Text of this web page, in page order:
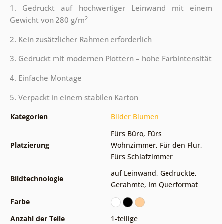
1. Gedruckt auf hochwertiger Leinwand mit einem
Gewicht von 280 g/m2
2. Kein zusätzlicher Rahmen erforderlich
3. Gedruckt mit modernen Plottern – hohe Farbintensität
4. Einfache Montage
5. Verpackt in einem stabilen Karton
Kategorien Bilder Blumen
Platzierung
Fürs Büro, Fürs
Wohnzimmer, Für den Flur,
Fürs Schlafzimmer
Bildtechnologie
auf Leinwand, Gedruckte,
Gerahmte, Im Querformat
Farbe
Anzahl der Teile
1-teilige